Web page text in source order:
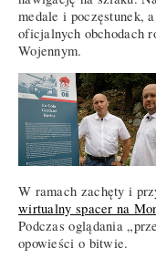
medale i poczęstunek,
oficjalnych obchodach
Wojennym.
W ramach zachęty i
wirtualny spacer na
Podczas oglądania
opowieści o bitwie.